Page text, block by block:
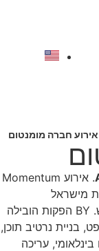
אירוע חברה מומנטום
.
אירוע Momentum
מישראל
BY הפקות הובילה
בניית נרטיב תוכן,
עריכה